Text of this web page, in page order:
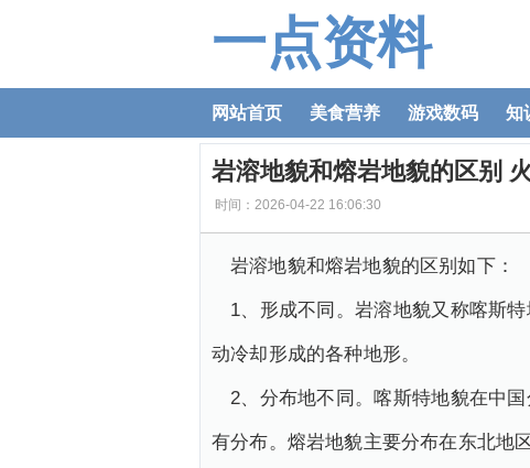
一点资料
网站首页 美食营养 游戏数码 知
岩溶地貌和熔岩地貌的区别
时间：2026-04-22 16:06:30
岩溶地貌和熔岩地貌的区别如下：
1、形成不同。岩溶地貌又称喀斯
动冷却形成的各种地形。
2、分布地不同。喀斯特地貌在中
有分布。熔岩地貌主要分布在东北地